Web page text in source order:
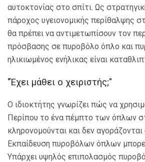
αυτοκτονίας στο σπίτι. Ως
πάροχος υγειονομικής περίθαλψης
θα πρέπει να αντιμετωπίσουν τον
πρόσβασης σε πυροβόλο όπλο και
ηλικιωμένος ενήλικας είναι
"Έχει μάθει ο χειριστής;"
Ο ιδιοκτήτης γνωρίζει πώς να
Περίπου το ένα πέμπτο των όπλων
κληρονομούνται και δεν
Εκπαίδευση πυροβόλων όπλων
Υπάρχει υψηλός επιπολασμός